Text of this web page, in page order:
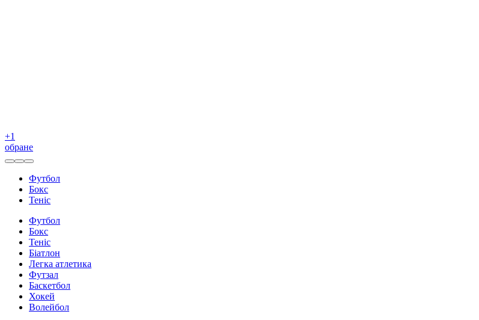
+1
обране
Футбол
Бокс
Теніс
Футбол
Бокс
Теніс
Біатлон
Легка атлетика
Футзал
Баскетбол
Хокей
Волейбол